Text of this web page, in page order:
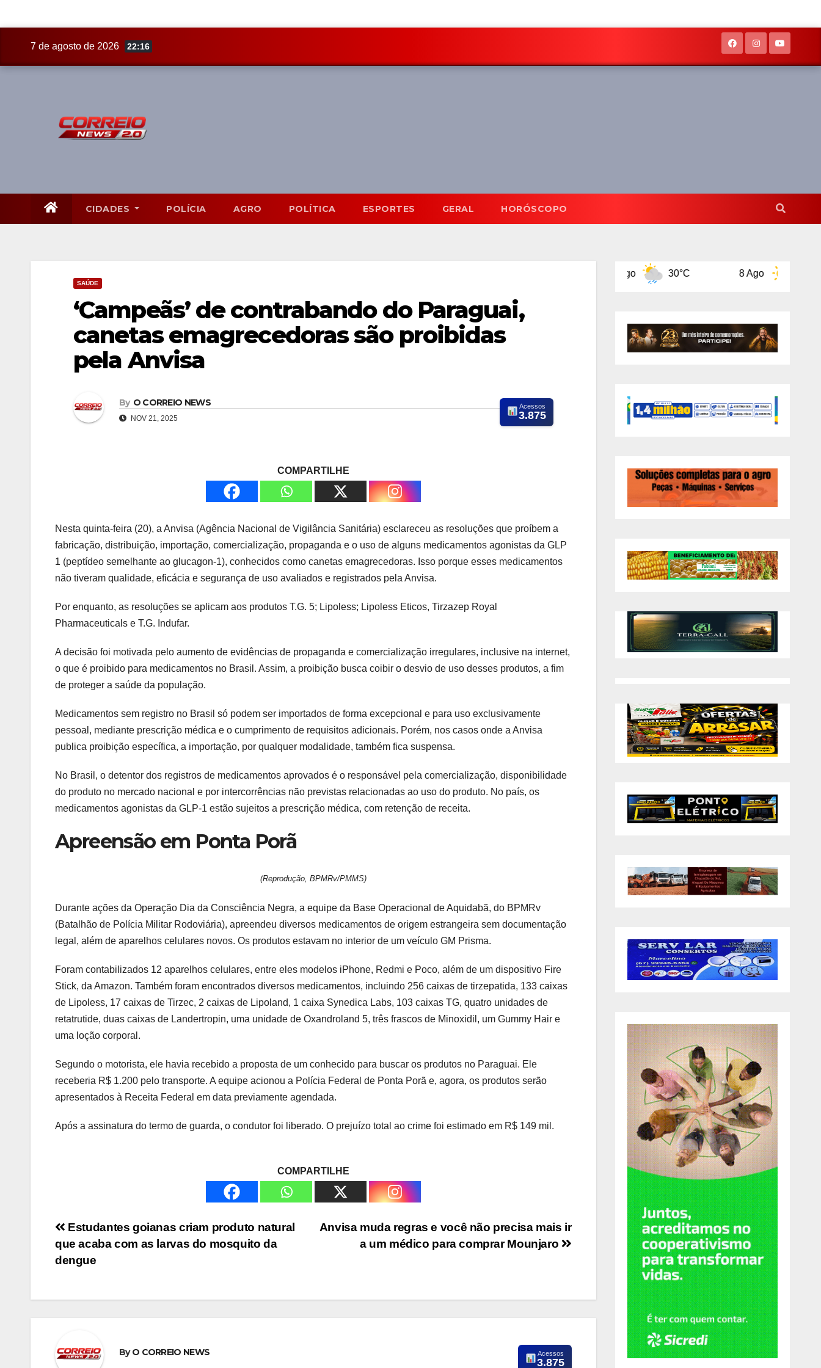
7 de agosto de 2026 22:16
CIDADES POLÍCIA AGRO POLÍTICA ESPORTES GERAL HORÓSCOPO
SAÚDE
‘Campeãs’ de contrabando do Paraguai,
canetas emagrecedoras são proibidas
pela Anvisa
By O CORREIO NEWS
NOV 21, 2025
Acessos
3.875
COMPARTILHE
Nesta quinta-feira (20), a Anvisa (Agência Nacional de Vigilância Sanitária) esclareceu as resoluções que proíbem a
fabricação, distribuição, importação, comercialização, propaganda e o uso de alguns medicamentos agonistas da GLP
1 (peptídeo semelhante ao glucagon-1), conhecidos como canetas emagrecedoras. Isso porque esses medicamentos
não tiveram qualidade, eficácia e segurança de uso avaliados e registrados pela Anvisa.
Por enquanto, as resoluções se aplicam aos produtos T.G. 5; Lipoless; Lipoless Eticos, Tirzazep Royal
Pharmaceuticals e T.G. Indufar.
A decisão foi motivada pelo aumento de evidências de propaganda e comercialização irregulares, inclusive na internet,
o que é proibido para medicamentos no Brasil. Assim, a proibição busca coibir o desvio de uso desses produtos, a fim
de proteger a saúde da população.
Medicamentos sem registro no Brasil só podem ser importados de forma excepcional e para uso exclusivamente
pessoal, mediante prescrição médica e o cumprimento de requisitos adicionais. Porém, nos casos onde a Anvisa
publica proibição específica, a importação, por qualquer modalidade, também fica suspensa.
No Brasil, o detentor dos registros de medicamentos aprovados é o responsável pela comercialização, disponibilidade
do produto no mercado nacional e por intercorrências não previstas relacionadas ao uso do produto. No país, os
medicamentos agonistas da GLP-1 estão sujeitos a prescrição médica, com retenção de receita.
Apreensão em Ponta Porã
(Reprodução, BPMRv/PMMS)
Durante ações da Operação Dia da Consciência Negra, a equipe da Base Operacional de Aquidabã, do BPMRv
(Batalhão de Polícia Militar Rodoviária), apreendeu diversos medicamentos de origem estrangeira sem documentação
legal, além de aparelhos celulares novos. Os produtos estavam no interior de um veículo GM Prisma.
Foram contabilizados 12 aparelhos celulares, entre eles modelos iPhone, Redmi e Poco, além de um dispositivo Fire
Stick, da Amazon. Também foram encontrados diversos medicamentos, incluindo 256 caixas de tirzepatida, 133 caixas
de Lipoless, 17 caixas de Tirzec, 2 caixas de Lipoland, 1 caixa Synedica Labs, 103 caixas TG, quatro unidades de
retatrutide, duas caixas de Landertropin, uma unidade de Oxandroland 5, três frascos de Minoxidil, um Gummy Hair e
uma loção corporal.
Segundo o motorista, ele havia recebido a proposta de um conhecido para buscar os produtos no Paraguai. Ele
receberia R$ 1.200 pelo transporte. A equipe acionou a Polícia Federal de Ponta Porã e, agora, os produtos serão
apresentados à Receita Federal em data previamente agendada.
Após a assinatura do termo de guarda, o condutor foi liberado. O prejuízo total ao crime foi estimado em R$ 149 mil.
COMPARTILHE
Navegação
de
Anvisa muda regras e você não precisa mais ir
a um médico para comprar Mounjaro
Estudantes goianas criam produto natural
que acaba com as larvas do mosquito da
dengue
ByO CORREIO NEWS Acessos
3.875
30°C 32°C